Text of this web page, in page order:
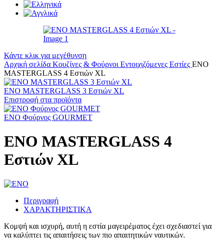
Κάντε κλικ για μεγέθυνση
Αρχική σελίδα Κουζίνες & Φούρνοι Εντοιχιζόμενες Εστίες ENO
MASTERGLASS 4 Εστιών XL
ENO MASTERGLASS 3 Εστιών XL
Επιστροφή στα προϊόντα
ENO Φούρνος GOURMET
ENO MASTERGLASS 4
Εστιών XL
Περιγραφή
ΧΑΡΑΚΤΗΡΙΣΤΙΚΑ
Κομψή και ισχυρή, αυτή η εστία μαγειρέματος έχει σχεδιαστεί για
να καλύπτει τις απαιτήσεις των πιο απαιτητικών ναυτικών.